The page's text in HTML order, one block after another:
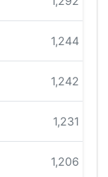
1,244 pts
1,242 pts
1,231 pts
1,206 pts